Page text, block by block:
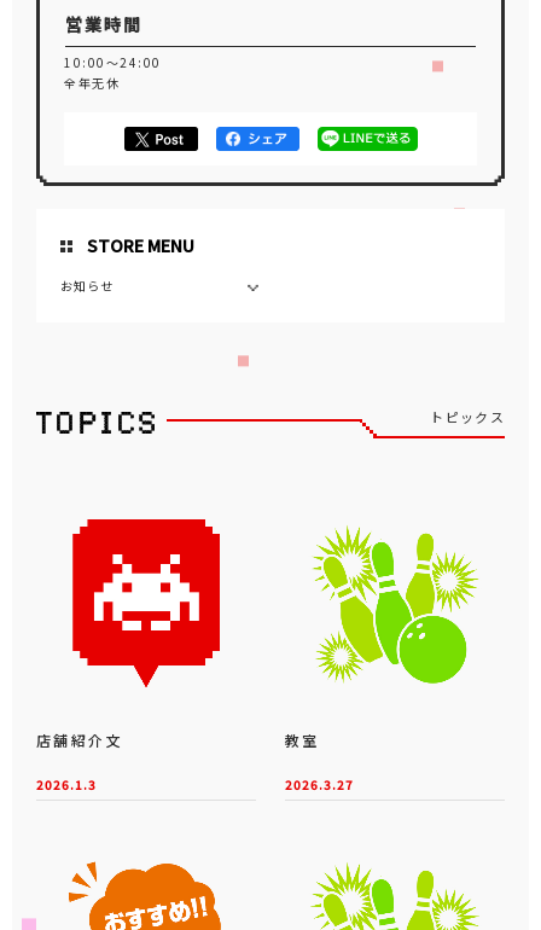
STORE MENU
お知らせ
トピックス
店舗紹介文
2026.1.3
教室
2026.3.27
営業時間
10:00～24:00
全年无休